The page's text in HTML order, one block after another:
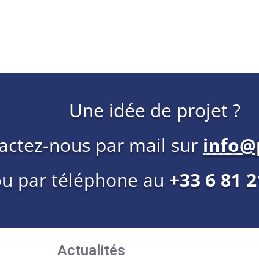
Une idée de projet ?
nous par mail sur
par téléphone au +33 6 81
Actualités